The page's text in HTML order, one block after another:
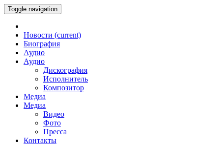
Toggle navigation
Новости (current)
Биография
Аудио
Аудио
Дискография
Исполнитель
Композитор
Медиа
Медиа
Видео
Фото
Пресса
Контакты